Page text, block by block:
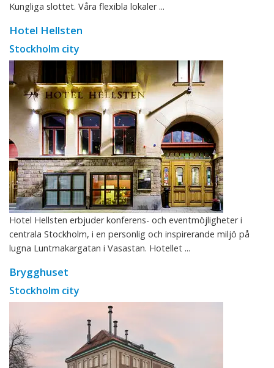
Kungliga slottet. Våra flexibla lokaler ...
Hotel Hellsten
Stockholm city
Hotel Hellsten erbjuder konferens- och eventmöjligheter i
centrala Stockholm, i en personlig och inspirerande miljö på
lugna Luntmakargatan i Vasastan. Hotellet ...
Brygghuset
Stockholm city